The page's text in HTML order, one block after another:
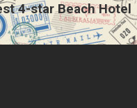
4-star Beach Hotel